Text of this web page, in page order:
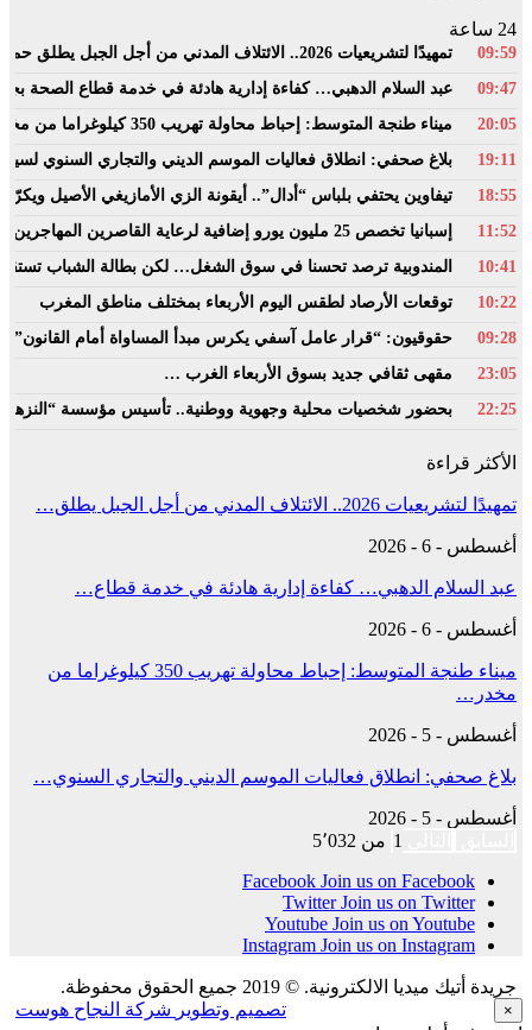
24 ساعة
09:59
تمهيدًا لتشريعيات 2026.. الائتلاف المدني من أجل الجبل يطلق حملة وطنية للمطالبة بـ”تعاقد سياسي منصف” مع المناطق الجبلية
09:47
عبد السلام الدهبي… كفاءة إدارية هادئة في خدمة قطاع الصحة
20:05
ميناء طنجة المتوسط: إحباط محاولة تهريب 350 كيلوغراما من مخدر الشيرا بفاكهة الدلاح
19:11
بلاغ صحفي: انطلاق فعاليات الموسم الديني والتجاري السنوي
18:55
تيفاوين يحتفي بلباس “أدال”.. أيقونة الزي الأمازيغي الأصيل
11:52
إسبانيا تخصص 25 مليون يورو إضافية لرعاية القاصرين المهاجرين في سبتة
10:41
المندوبية ترصد تحسنا في سوق الشغل… لكن بطالة الشباب تستقر
10:22
توقعات الأرصاد لطقس اليوم الأربعاء بمختلف مناطق المغرب
09:28
حقوقيون: “قرار عامل آسفي يكرس مبدأ المساواة أمام القانون”
23:05
مقهى ثقافي جديد بسوق الأربعاء الغرب …
22:25
بحضور شخصيات محلية وجهوية ووطنية.. تأسيس مؤسسة “النزهة
الأكثر قراءة
تمهيدًا لتشريعيات 2026.. الائتلاف المدني من أجل الجبل يطلق…
أغسطس - 6 - 2026
عبد السلام الدهبي… كفاءة إدارية هادئة في خدمة قطاع…
أغسطس - 6 - 2026
ميناء طنجة المتوسط: إحباط محاولة تهريب 350 كيلوغراما من
مخدر…
أغسطس - 5 - 2026
بلاغ صحفي: انطلاق فعاليات الموسم الديني والتجاري السنوي…
أغسطس - 5 - 2026
1 من 5٬032
Facebook Join us on Facebook
Twitter Join us on Twitter
Youtube Join us on Youtube
Instagram Join us on Instagram
جريدة أتيك ميديا الالكترونية. © 2019 جميع الحقوق محفوظة.
تصميم وتطوير شركة النجاح هوست ×